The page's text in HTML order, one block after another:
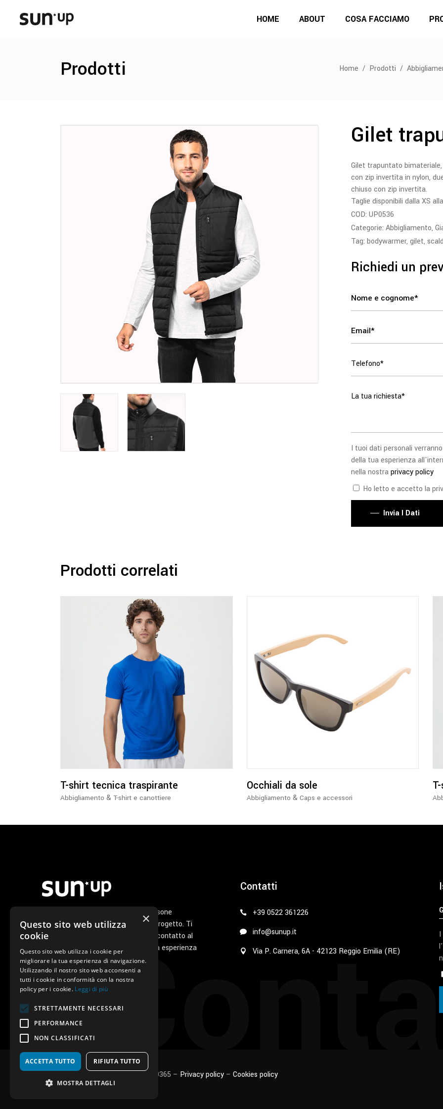
HOME ABOUT COSA FACCIAMO
Prodotti Home / Prodotti /
Gilet
Gilet trapuntato
con zip invertita in nylon,
chiuso con zip invertita.
Taglie disponibili dalla XS
COD: UP0536
Categorie: Abbigliamento,
Tag: bodywarmer, gilet,
Richiedi un
I tuoi dati personali
della tua esperienza
nella nostraprivacy policy
Ho letto e accetto la
Invia I Dati
Prodotti correlati
Questo
prodotto
varianti.
Le
opzioni
possono
essere
scelte
T-shirt tecnica traspirante
Abbigliamento & T-shirt e canottiere
Occhiali da sole
Abbigliamento & Caps e accessori
Noi di Sunup siamo un gruppo di persone
appassionate che ha a cuore il tuo progetto. Ti
seguiamo personalmente dal primo contatto al
servizio di post vendita perché la tua esperienza
con noi sia unica e speciale.
Contatti
+39 0522 361226
info@sunup.it
Via P. Carnera, 6A - 42123 Reggio Emilia (RE)
SUNUP S.r.l. – P.Iva e C.F.: 03496530365 – Privacy policy – Cookies policy
×
Questo sito web utilizza
cookie
Questo sito web utilizza i cookie per
migliorare la tua esperienza di navigazione.
Utilizzando il nostro sito web acconsenti a
tutti i cookie in conformità con la nostra
policy per i cookie. Leggi di più
STRETTAMENTE NECESSARI
PERFORMANCE
NON CLASSIFICATI
ACCETTA TUTTO RIFIUTA TUTTO
MOSTRA DETTAGLI